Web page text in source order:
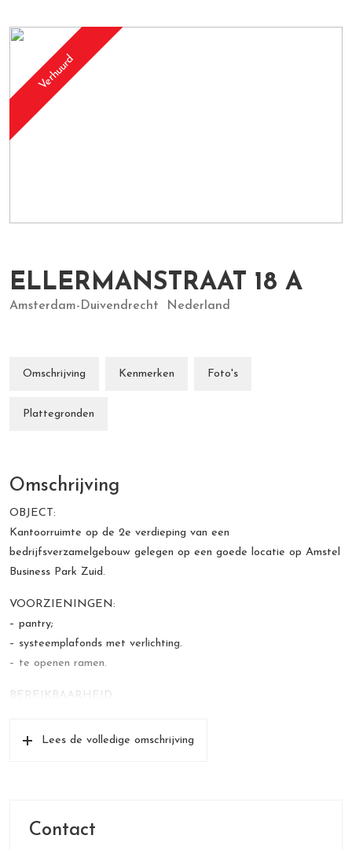
Verhuurd
ELLERMANSTRAAT 18 A
Amsterdam-Duivendrecht Nederland
Omschrijving Kenmerken Foto's
Plattegronden
Omschrijving
OBJECT:
Kantoorruimte op de 2e verdieping van een
bedrijfsverzamelgebouw gelegen op een goede locatie op Amstel
Business Park Zuid.
VOORZIENINGEN:
– pantry;
– systeemplafonds met verlichting.
– te openen ramen.
BEREIKBAARHEID:
stations Van der Madeweg, Overamstel en NS Stations Amstel
Lees de volledige omschrijving
Contact